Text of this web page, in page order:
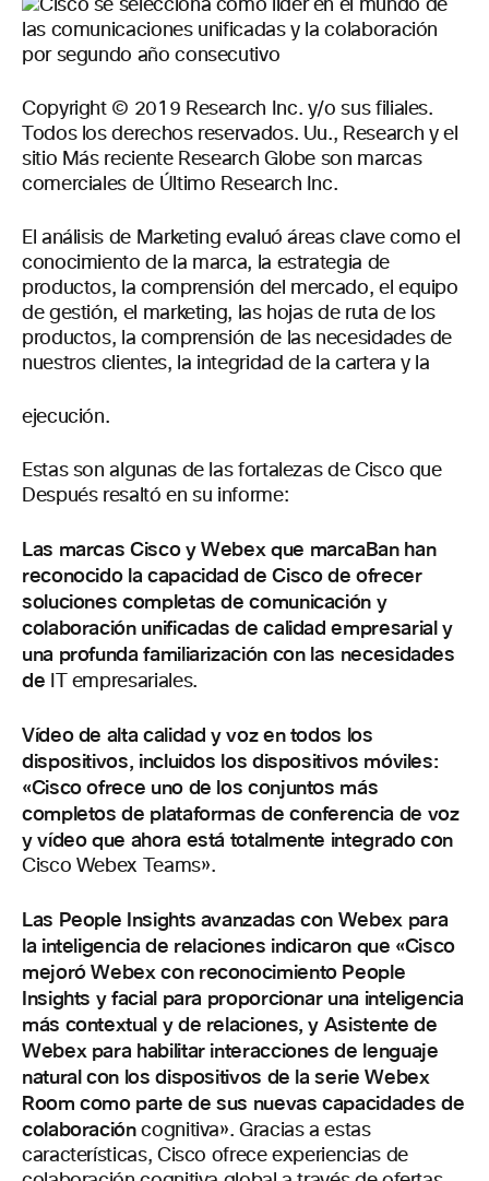
Copyright © 2019 Research Inc. y/o sus filiales.
Todos los derechos reservados. Uu., Research y el
sitio Más reciente Research Globe son marcas
comerciales de Último Research Inc.
El análisis de Marketing evaluó áreas clave como el
conocimiento de la marca, la estrategia de
productos, la comprensión del mercado, el equipo
de gestión, el marketing, las hojas de ruta de los
productos, la comprensión de las necesidades de
nuestros clientes, la integridad de la cartera y la
ejecución.
Estas son algunas de las fortalezas de Cisco que
Después resaltó en su informe:
Las marcas Cisco y Webex que marcaBan han
reconocido la capacidad de Cisco de ofrecer
soluciones completas de comunicación y
colaboración unificadas de calidad empresarial y
una profunda familiarización con las necesidades
de IT empresariales.
Vídeo de alta calidad y voz en todos los
dispositivos, incluidos los dispositivos móviles:
«Cisco ofrece uno de los conjuntos más
completos de plataformas de conferencia de voz
y vídeo que ahora está totalmente integrado con
Cisco Webex Teams».
Las People Insights avanzadas con Webex para
la inteligencia de relaciones indicaron que «Cisco
mejoró Webex con reconocimiento People
Insights y facial para proporcionar una inteligencia
más contextual y de relaciones, y Asistente de
Webex para habilitar interacciones de lenguaje
natural con los dispositivos de la serie Webex
Room como parte de sus nuevas capacidades de
colaboracióncognitiva». Gracias a estas
características, Cisco ofrece experiencias de